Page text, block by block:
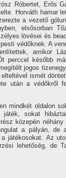
Róbertet, Erős
Horváth hamar
a vezető
elsősorban
lövései és
védőknek. A
amikor
perccel később
jogos
ismét
után a védőkről
mindkét oldalon
játék, sokat
közepén
a pályán, de
a játékosokat. Az
lehetőség, de